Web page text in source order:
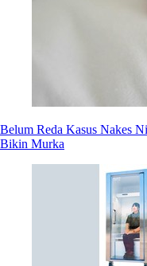
Belum Reda Kasus Nakes
Bikin Murka